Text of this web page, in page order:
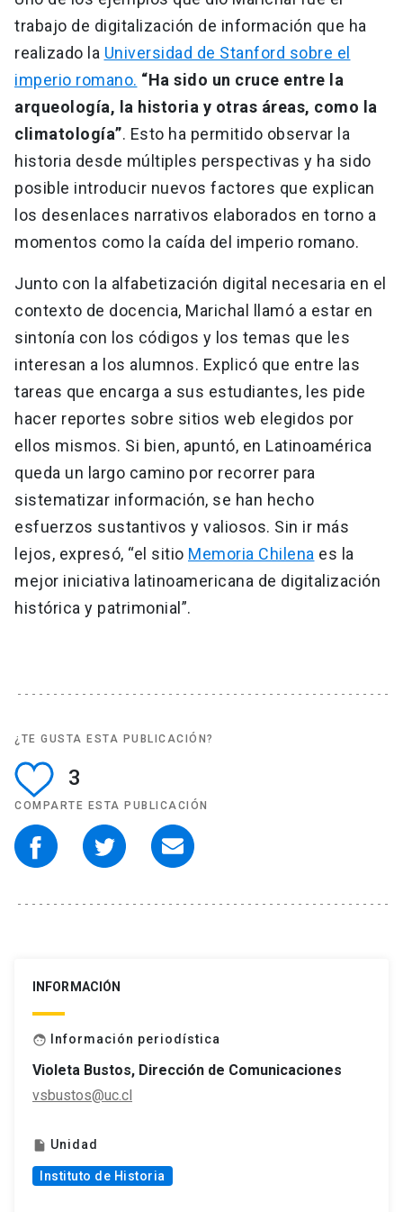
trabajo de digitalización de información que ha
realizado la Universidad de Stanford sobre el
imperio romano. “Ha sido un cruce entre la
arqueología, la historia y otras áreas, como la
climatología”. Esto ha permitido observar la
historia desde múltiples perspectivas y ha sido
posible introducir nuevos factores que explican
los desenlaces narrativos elaborados en torno a
momentos como la caída del imperio romano.
Junto con la alfabetización digital necesaria en el
contexto de docencia, Marichal llamó a estar en
sintonía con los códigos y los temas que les
interesan a los alumnos. Explicó que entre las
tareas que encarga a sus estudiantes, les pide
hacer reportes sobre sitios web elegidos por
ellos mismos. Si bien, apuntó, en Latinoamérica
queda un largo camino por recorrer para
sistematizar información, se han hecho
esfuerzos sustantivos y valiosos. Sin ir más
lejos, expresó, “el sitio Memoria Chilena es la
mejor iniciativa latinoamericana de digitalización
histórica y patrimonial”.
¿TE GUSTA ESTA PUBLICACIÓN?
3
COMPARTE ESTA PUBLICACIÓN
INFORMACIÓN
face Información periodística
Violeta Bustos, Dirección de Comunicaciones
vsbustos@uc.cl
insert_drive_file Unidad
Instituto de Historia